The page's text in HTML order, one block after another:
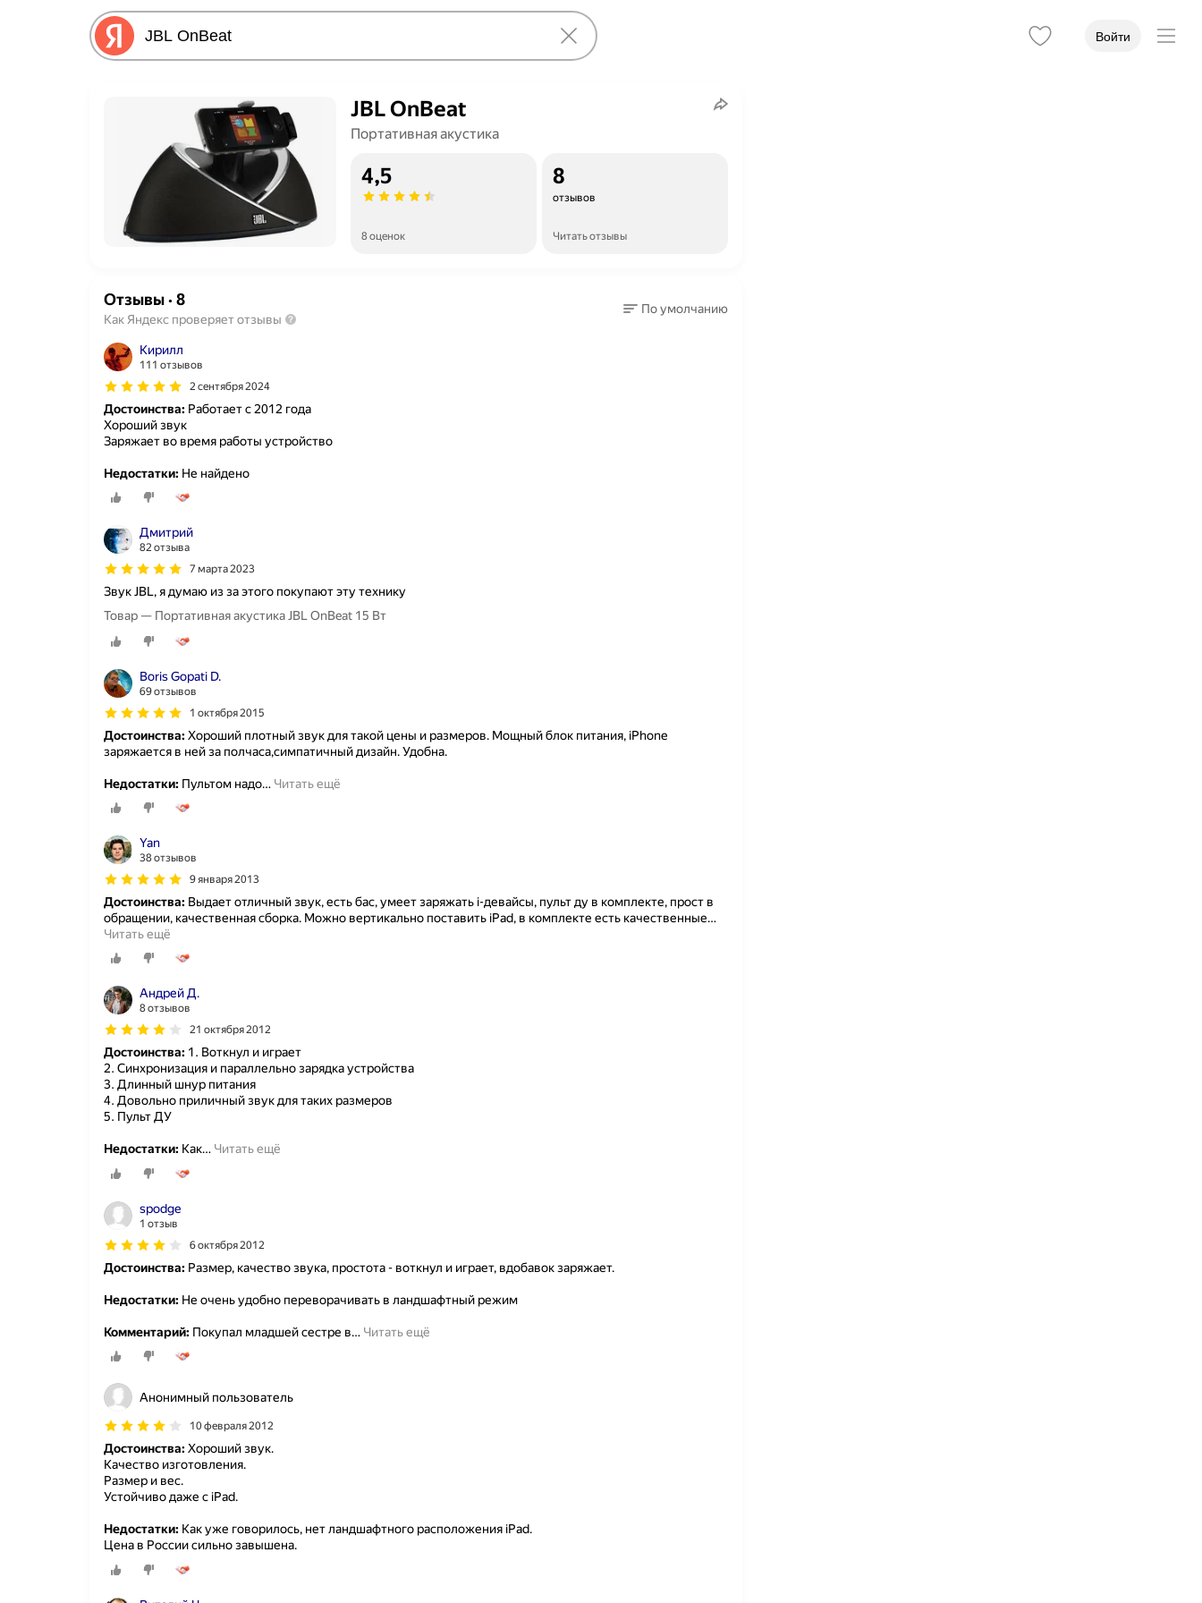
Войти
JBL OnBeat
Портативная акустика
4,5
8 оценок
8
отзывов
Читать отзывы
Отзывы· 8
Как Яндекс проверяет отзывы
По умолчанию
Кирилл
111 отзывов
2 сентября 2024
Достоинства: Работает с 2012 года
Хороший звук
Заряжает во время работы устройство
Недостатки: Не найдено
Дмитрий
82 отзыва
7 марта 2023
Звук JBL, я думаю из за этого покупают эту технику
Товар — Портативная акустика JBL OnBeat 15 Вт
Boris Gopati D.
69 отзывов
1 октября 2015
Достоинства:Хороший плотный звук для такой цены и размеров. Мощный блок питания, iPhone
заряжается в ней за полчаса,симпатичный дизайн. Удобна.
Недостатки: Пультом надо… Читать ещё
Yan
38 отзывов
9 января 2013
Достоинства: Выдает отличный звук, есть бас, умеет заряжать i-девайсы, пульт ду в комплекте, прост в
обращении, качественная сборка. Можно вертикально поставить iPad, в комплекте есть качественные…
Читать ещё
Андрей Д.
8 отзывов
21 октября 2012
Достоинства: 1. Воткнул и играет
2. Синхронизация и параллельно зарядка устройства
3. Длинный шнур питания
4. Довольно приличный звук для таких размеров
5. Пульт ДУ
Недостатки: Как… Читать ещё
spodge
1 отзыв
6 октября 2012
Достоинства: Размер, качество звука, простота - воткнул и играет, вдобавок заряжает.
Недостатки: Не очень удобно переворачивать в ландшафтный режим
Комментарий: Покупал младшей сестре в… Читать ещё
Анонимный пользователь
10 февраля 2012
Достоинства:Хороший звук.
Качество изготовления.
Размер и вес.
Устойчиво даже с iPad.
Недостатки: Как уже говорилось, нет ландшафтного расположения iPad.
Цена в России сильно завышена.